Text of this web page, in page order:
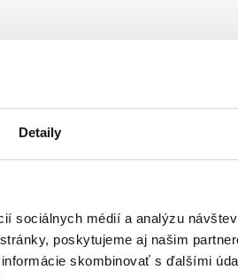
Detaily
sociálnych médií a analýzu
poskytujeme aj našim
skombinovať s ďalšími
ponuky